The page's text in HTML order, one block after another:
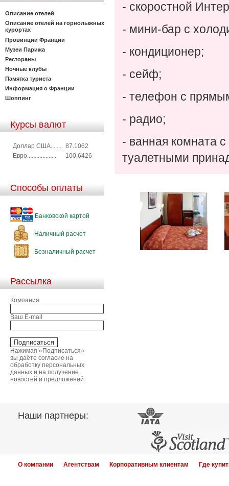
Описание отелей
Описание отелей на горнолыжных
курортах
Провинции Франции
Музеи Парижа
Рестораны
Ночные клубы
Памятка туриста
Информация о Франции
Шоппинг
Курсы валют
Доллар США........ 87.1062
Евро...................
100.6426
Способы оплаты
Банковской картой
Наличный расчет
Безналичный расчет
Рассылка
Компания
Ваш E-mail
Нажимая «Подписаться»
вы даёте согласие на
обработку персональных
данных и на получение
новостей и предложений
- скоростной
- мини-бар с
- кондиционер;
- сейф;
- телефон с
- радио;
- ванная комната
туалетными
Наши партнеры:
О компании Агентствам Корпоративным клиентам Где